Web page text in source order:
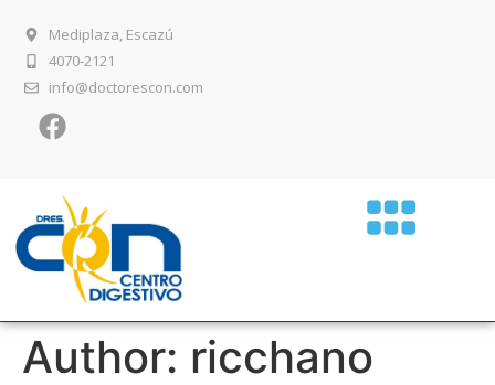
Mediplaza, Escazú
4070-2121
info@doctorescon.com
Author: ricchano